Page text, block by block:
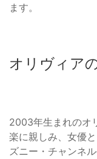
ます。
オリヴィア
2003年生まれのオ
楽に親しみ、女優
ズニー・チャンネ